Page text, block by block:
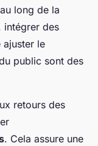
long de la
intégrer des
ajuster le
public sont des
retours des
. Cela assure une